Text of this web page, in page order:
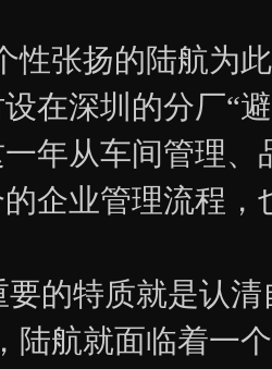
张扬的陆航为此
在深圳的分厂“
年从车间管理
企业管理流程
的特质就是认清
陆航就面临着一